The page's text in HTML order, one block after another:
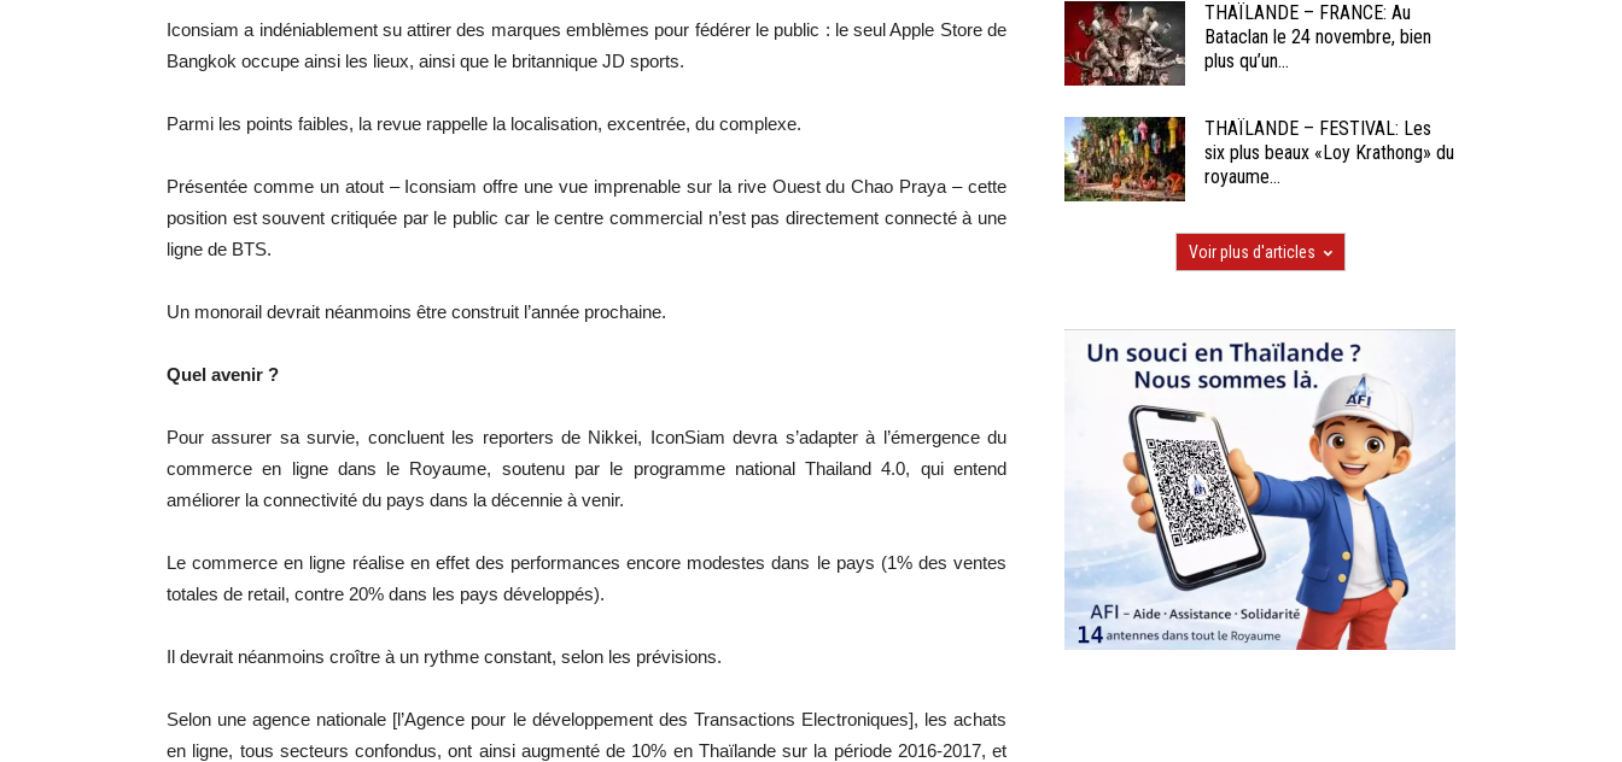
Iconsiam a indéniablement su attirer des marques emblèmes pour fédérer le public : le seul Apple Store de
Bangkok occupe ainsi les lieux, ainsi que le britannique JD sports.
Parmi les points faibles, la revue rappelle la localisation, excentrée, du complexe.
Présentée comme un atout – Iconsiam offre une vue imprenable sur la rive Ouest du Chao Praya – cette
position est souvent critiquée par le public car le centre commercial n’est pas directement connecté à une
ligne de BTS.
Un monorail devrait néanmoins être construit l’année prochaine.
Quel avenir ?
Pour assurer sa survie, concluent les reporters de Nikkei, IconSiam devra s’adapter à l’émergence du
commerce en ligne dans le Royaume, soutenu par le programme national Thailand 4.0, qui entend
améliorer la connectivité du pays dans la décennie à venir.
Le commerce en ligne réalise en effet des performances encore modestes dans le pays (1% des ventes
totales de retail, contre 20% dans les pays développés).
Il devrait néanmoins croître à un rythme constant, selon les prévisions.
Selon une agence nationale [l’Agence pour le développement des Transactions Electroniques], les achats
en ligne, tous secteurs confondus, ont ainsi augmenté de 10% en Thaïlande sur la période 2016-2017, et
THAÏLANDE – FRANCE: Au
Bataclan le 24 novembre, bien
plus qu’un...
THAÏLANDE – FESTIVAL: Les
six plus beaux «Loy Krathong» du
royaume...
Voir plus d'articles